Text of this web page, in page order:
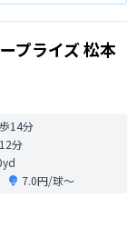
プライズ 松本
14分
分
7.0円/球〜